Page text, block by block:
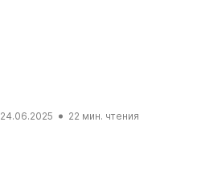
24.06.2025 22 мин. чтения